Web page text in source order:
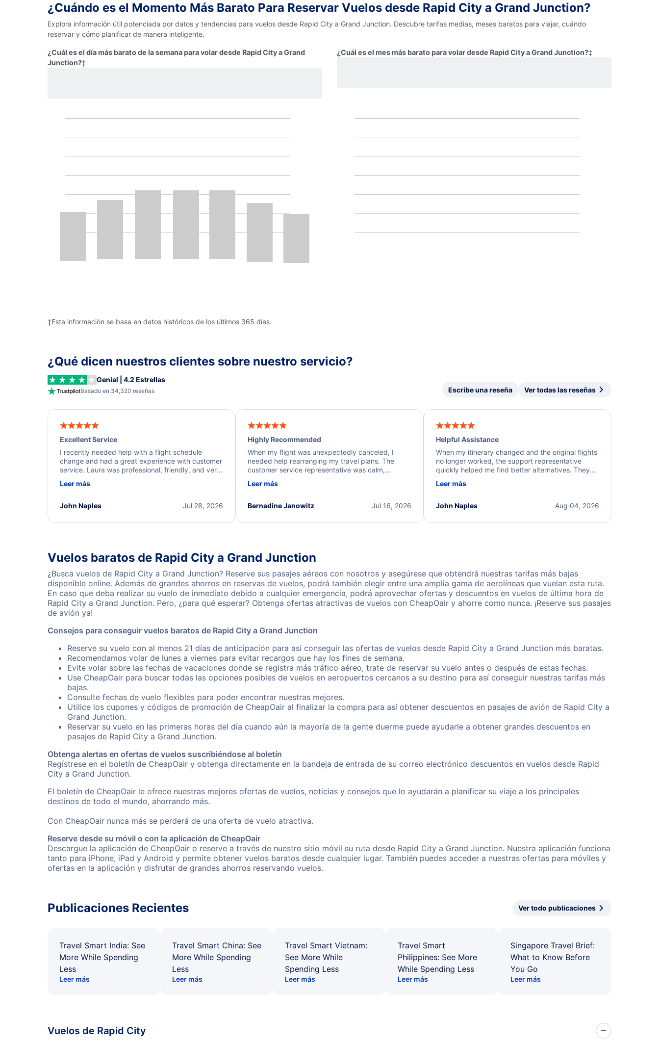
¿Cuándo es el Momento Más Barato Para Reservar Vuelos desde Rapid City a Grand Junction?
Explora información útil potenciada por datos y tendencias para vuelos desde Rapid City a Grand Junction. Descubre tarifas medias, meses baratos para viajar, cuándo
reservar y cómo planificar de manera inteligente.
¿Cuál es el día más barato de la semana para volar desde Rapid City a Grand
Junction?‡
¿Cuál es el mes más barato para volar desde Rapid City a Grand Junction?‡
‡Esta información se basa en datos históricos de los últimos 365 días.
¿Qué dicen nuestros clientes sobre nuestro servicio?
Genial | 4.2 Estrellas
Basado en 34,320 reseñas Escribe una reseña Ver todas las reseñas
Excellent Service
I recently needed help with a flight schedule
change and had a great experience with customer
service. Laura was professional, friendly, and very
a solution and kept me informed of the next steps.
Leer más
Jul 28, 2026
John Naples
Highly Recommended
When my flight was unexpectedly canceled, I
needed help rearranging my travel plans. The
customer service representative was calm,
process. They quickly found alternative flight
I truly appreciate the excellent support and
Leer más
Jul 16, 2026
Bernadine Janowitz
Helpful Assistance
When my itinerary changed and the original flights
no longer worked, the support representative
quickly helped me find better alternatives. They
beyond to resolve the issue. I'm grateful for the
Leer más
Aug 04, 2026
John Naples
Vuelos baratos de Rapid City a Grand Junction
¿Busca vuelos de Rapid City a Grand Junction? Reserve sus pasajes aéreos con nosotros y asegúrese que obtendrá nuestras tarifas más bajas
disponible online. Además de grandes ahorros en reservas de vuelos, podrá también elegir entre una amplia gama de aerolíneas que vuelan esta ruta.
En caso que deba realizar su vuelo de inmediato debido a cualquier emergencia, podrá aprovechar ofertas y descuentos en vuelos de última hora de
Rapid City a Grand Junction. Pero, ¿para qué esperar? Obtenga ofertas atractivas de vuelos con CheapOair y ahorre como nunca. ¡Reserve sus pasajes
de avión ya!
Consejos para conseguir vuelos baratos de Rapid City a Grand Junction
Reserve su vuelo con al menos 21 días de anticipación para así conseguir las ofertas de vuelos desde Rapid City a Grand Junction más baratas.
Recomendamos volar de lunes a viernes para evitar recargos que hay los fines de semana.
Evite volar sobre las fechas de vacaciones donde se registra más tráfico aéreo, trate de reservar su vuelo antes o después de estas fechas.
Use CheapOair para buscar todas las opciones posibles de vuelos en aeropuertos cercanos a su destino para así conseguir nuestras tarifas más
bajas.
Consulte fechas de vuelo flexibles para poder encontrar nuestras mejores.
Utilice los cupones y códigos de promoción de CheapOair al finalizar la compra para así obtener descuentos en pasajes de avión de Rapid City a
Grand Junction.
Reservar su vuelo en las primeras horas del día cuando aún la mayoría de la gente duerme puede ayudarle a obtener grandes descuentos en
pasajes de Rapid City a Grand Junction.
Obtenga alertas en ofertas de vuelos suscribiéndose al boletín
Regístrese en el boletín de CheapOair y obtenga directamente en la bandeja de entrada de su correo electrónico descuentos en vuelos desde Rapid
City a Grand Junction.
El boletín de CheapOair le ofrece nuestras mejores ofertas de vuelos, noticias y consejos que lo ayudarán a planificar su viaje a los principales
destinos de todo el mundo, ahorrando más.
Con CheapOair nunca más se perderá de una oferta de vuelo atractiva.
Reserve desde su móvil o con la aplicación de CheapOair
Descargue la aplicación de CheapOair o reserve a través de nuestro sitio móvil su ruta desde Rapid City a Grand Junction. Nuestra aplicación funciona
tanto para iPhone, iPad y Android y permite obtener vuelos baratos desde cualquier lugar. También puedes acceder a nuestras ofertas para móviles y
ofertas en la aplicación y disfrutar de grandes ahorros reservando vuelos.
Publicaciones Recientes Ver todo publicaciones
Travel Smart India: See
More While Spending
Less
Leer más
Travel Smart China: See
More While Spending
Less
Leer más
Travel Smart Vietnam:
See More While
Spending Less
Leer más
Travel Smart
Philippines: See More
While Spending Less
Leer más
Singapore Travel Brief:
What to Know Before
You Go
Leer más
Vuelos de Rapid City